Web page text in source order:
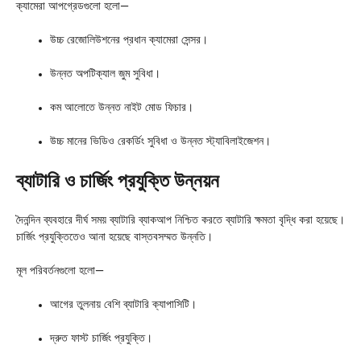
ক্যামেরা আপগ্রেডগুলো হলো—
উচ্চ রেজোলিউশনের প্রধান ক্যামেরা সেন্সর।
উন্নত অপটিক্যাল জুম সুবিধা।
কম আলোতে উন্নত নাইট মোড ফিচার।
উচ্চ মানের ভিডিও রেকর্ডিং সুবিধা ও উন্নত স্ট্যাবিলাইজেশন।
ব্যাটারি ও চার্জিং প্রযুক্তি উন্নয়ন
দৈনন্দিন ব্যবহারে দীর্ঘ সময় ব্যাটারি ব্যাকআপ নিশ্চিত করতে ব্যাটারি ক্ষমতা বৃদ্ধি করা হয়েছে।
চার্জিং প্রযুক্তিতেও আনা হয়েছে বাস্তবসম্মত উন্নতি।
মূল পরিবর্তনগুলো হলো—
আগের তুলনায় বেশি ব্যাটারি ক্যাপাসিটি।
দ্রুত ফাস্ট চার্জিং প্রযুক্তি।